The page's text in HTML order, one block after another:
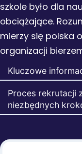
szkole było dla
obciążające.
mierzy się polska
organizacji
Kluczowe
Proces rekrutacji
niezbędnych